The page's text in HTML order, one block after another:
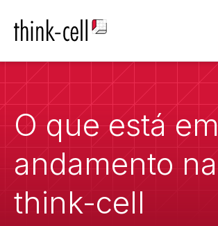
O que está em
andamento na
think-cell